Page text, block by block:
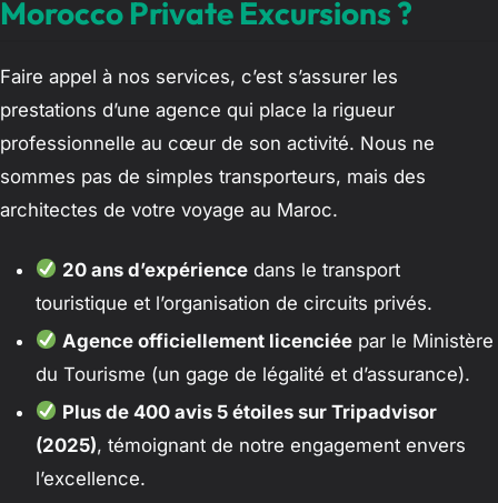
Morocco Private Excursions ?
Faire appel à nos services, c’est s’assurer les
prestations d’une agence qui place la rigueur
professionnelle au cœur de son activité. Nous ne
sommes pas de simples transporteurs, mais des
architectes de votre voyage au Maroc.
20 ans d’expérience dans le transport
touristique et l’organisation de circuits privés.
Agence officiellement licenciée par le Ministère
du Tourisme (un gage de légalité et d’assurance).
Plus de 400 avis 5 étoiles sur Tripadvisor
(2025), témoignant de notre engagement envers
l’excellence.